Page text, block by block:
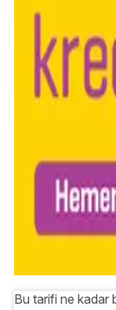
Bu tarifi ne kadar